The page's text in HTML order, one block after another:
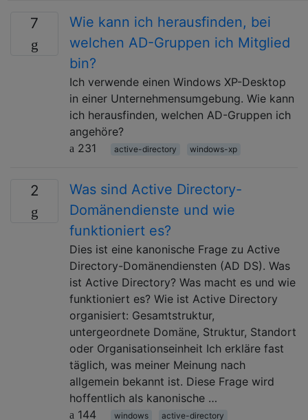
7
Wie kann ich herausfinden, bei
welchen AD-Gruppen ich Mitglied
bin?
Ich verwende einen Windows XP-Desktop
in einer Unternehmensumgebung. Wie kann
ich herausfinden, welchen AD-Gruppen ich
angehöre?
231
active-directory windows-xp
2
Was sind Active Directory-
Domänendienste und wie
funktioniert es?
Dies ist eine kanonische Frage zu Active
Directory-Domänendiensten (AD DS). Was
ist Active Directory? Was macht es und wie
funktioniert es? Wie ist Active Directory
organisiert: Gesamtstruktur,
untergeordnete Domäne, Struktur, Standort
oder Organisationseinheit Ich erkläre fast
täglich, was meiner Meinung nach
allgemein bekannt ist. Diese Frage wird
hoffentlich als kanonische …
144
windows active-directory